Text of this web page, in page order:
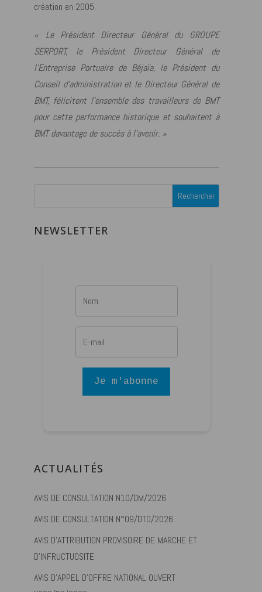
création en 2005.
« Le Président Directeur Général du GROUPE
SERPORT, le Président Directeur Général de
l’Entreprise Portuaire de Béjaïa, le Président du
Conseil d’administration et le Directeur Général de
BMT, félicitent l’ensemble des travailleurs de BMT
pour cette performance historique et souhaitent à
BMT davantage de succès à l’avenir. »
NEWSLETTER
Je m'abonne
ACTUALITÉS
AVIS DE CONSULTATION N10/DM/2026
AVIS DE CONSULTATION N°09/DTD/2026
AVIS D’ATTRIBUTION PROVISOIRE DE MARCHE ET
D’INFRUCTUOSITE
AVIS D’APPEL D’OFFRE NATIONAL OUVERT